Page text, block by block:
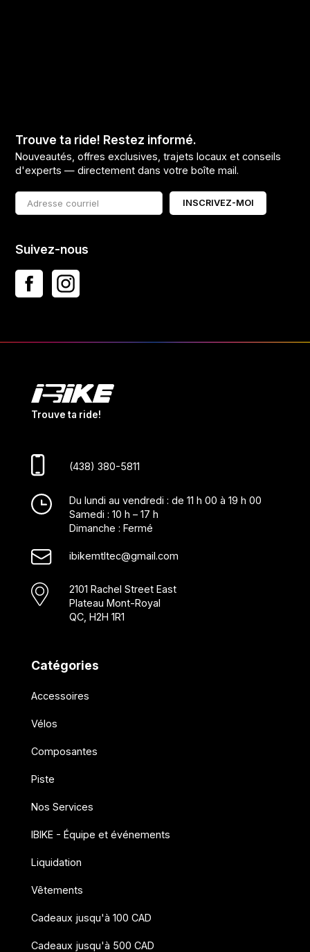
Trouve ta ride! Restez informé.
Nouveautés, offres exclusives, trajets locaux et conseils
d'experts — directement dans votre boîte mail.
INSCRIVEZ-MOI
Suivez-nous
Trouve ta ride!
(438) 380-5811
Du lundi au vendredi : de 11 h 00 à 19 h 00
Samedi : 10 h – 17 h
Dimanche : Fermé
ibikemtltec@gmail.com
2101 Rachel Street East
Plateau Mont-Royal
QC, H2H 1R1
Catégories
Accessoires
Vélos
Composantes
Piste
Nos Services
IBIKE - Équipe et événements
Liquidation
Vêtements
Cadeaux jusqu'à 100 CAD
Cadeaux jusqu'à 500 CAD